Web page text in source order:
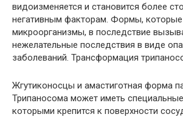
видоизменяется и становится более
негативным факторам. Формы, которые
микроорганизмы, в последствие
нежелательные последствия в виде
заболеваний. Трансформация
Жгутиконосцы и амастиготная форма
Трипаносома может иметь
которыми крепится к поверхности